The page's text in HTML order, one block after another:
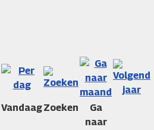
VandaagZoeken
Ga
naar